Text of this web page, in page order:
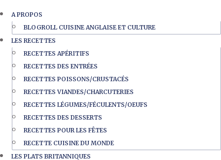
A PROPOS
BLOGROLL CUISINE ANGLAISE ET CULTURE
LES RECETTES
RECETTES APÉRITIFS
RECETTES DES ENTRÉES
RECETTES POISSONS/CRUSTACÉS
RECETTES VIANDES/CHARCUTERIES
RECETTES LÉGUMES/FÉCULENTS/OEUFS
RECETTES DES DESSERTS
RECETTES POUR LES FÊTES
RECETTE CUISINE DU MONDE
LES PLATS BRITANNIQUES